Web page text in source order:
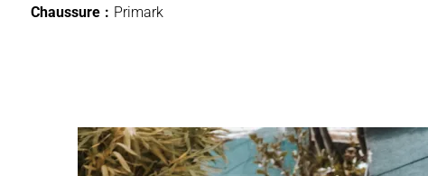
Chaussure : Primark